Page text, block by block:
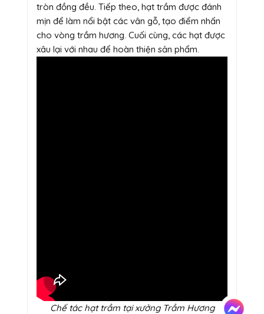
tròn đồng đều. Tiếp theo, hạt trầm được đánh
mịn để làm nổi bật các vân gỗ, tạo điểm nhấn
cho vòng trầm hương. Cuối cùng, các hạt được
xâu lại với nhau để hoàn thiện sản phẩm.
Chế tác hạt trầm tại xưởng Trầm Hương